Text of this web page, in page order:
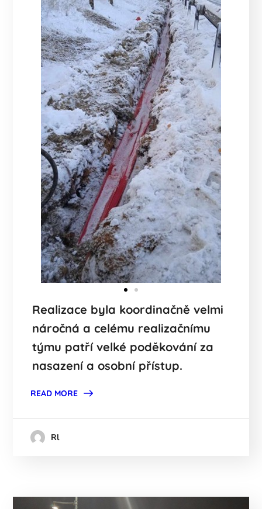
Realizace byla koordinačně velmi
náročná a celému realizačnímu
týmu patří velké poděkování za
nasazení a osobní přístup.
READ MORE
Rl